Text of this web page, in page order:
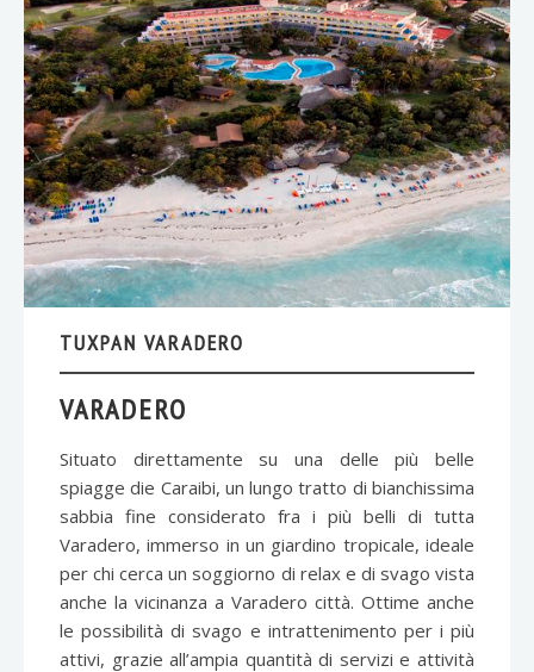
TUXPAN VARADERO
VARADERO
Situato direttamente su una delle più belle
spiagge die Caraibi, un lungo tratto di bianchissima
sabbia fine considerato fra i più belli di tutta
Varadero, immerso in un giardino tropicale, ideale
per chi cerca un soggiorno di relax e di svago vista
anche la vicinanza a Varadero città. Ottime anche
le possibilità di svago e intrattenimento per i più
attivi, grazie all’ampia quantità di servizi e attività